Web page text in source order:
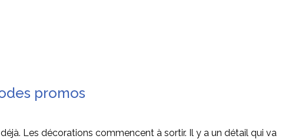
promos
Les décorations commencent à sortir. Il y a un détail qui va